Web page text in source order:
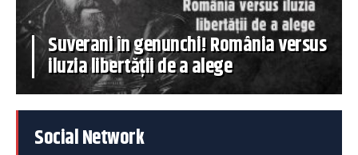
Suverani în genunchi! România versus
iluzia libertății de a alege
Social Network